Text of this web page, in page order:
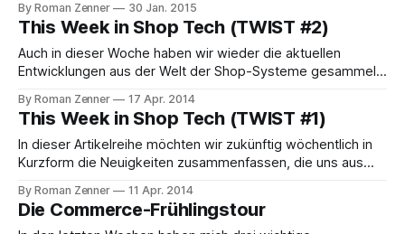
einer Meldung heute getan, diese hat es aber in sich: Eine
interessante Personalie ist aus dem OXID-Lager zu
vermelden: Erik Kort, seines Zeichens
By Roman Zenner 30 Jan. 2015
This Week in Shop Tech (TWIST #2)
Auch in dieser Woche haben wir wieder die aktuellen
Entwicklungen aus der Welt der Shop-Systeme gesammelt.
seine Internationalität unter Beweis und lässt
Veranstaltungen an Orten entstehen, die man üblicherweise
nicht unmittelbar auf dem Radar hat. So findet nächste
Woche, am 25.
By Roman Zenner 17 Apr. 2014
This Week in Shop Tech (TWIST #1)
In dieser Artikelreihe möchten wir zukünftig wöchentlich in
Kurzform die Neuigkeiten zusammenfassen, die uns aus
diesbezügliche Tipps geben kann bzw. möchte, wendet
sich bitte via E-Mail an input[at]wasmitweb.de. Magento
By Roman Zenner 11 Apr. 2014
Die Commerce-Frühlingstour